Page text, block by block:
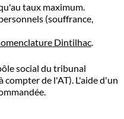
taux maximum.
(souffrance,
Dintilhac
social du tribunal
compter de l'AT). L'aide d'un